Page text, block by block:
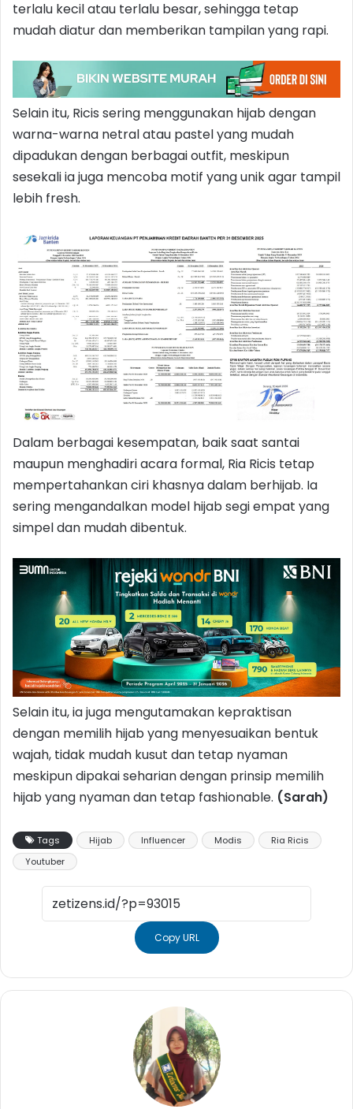
terlalu kecil atau terlalu besar, sehingga tetap
mudah diatur dan memberikan tampilan yang rapi.
Selain itu, Ricis sering menggunakan hijab dengan
warna-warna netral atau pastel yang mudah
dipadukan dengan berbagai outfit, meskipun
sesekali ia juga mencoba motif yang unik agar tampil
lebih fresh.
Dalam berbagai kesempatan, baik saat santai
maupun menghadiri acara formal, Ria Ricis tetap
mempertahankan ciri khasnya dalam berhijab. Ia
sering mengandalkan model hijab segi empat yang
simpel dan mudah dibentuk.
Selain itu, ia juga mengutamakan kepraktisan
dengan memilih hijab yang menyesuaikan bentuk
wajah, tidak mudah kusut dan tetap nyaman
meskipun dipakai seharian dengan prinsip memilih
hijab yang nyaman dan tetap fashionable. (Sarah)
Tags Hijab Influencer Modis
Ria Ricis
Youtuber
Copy URL